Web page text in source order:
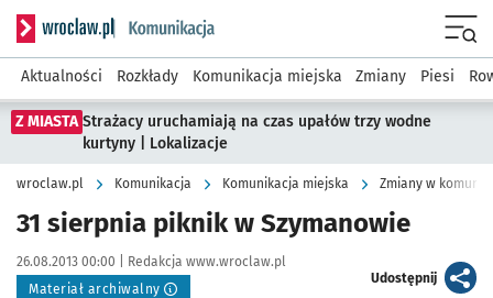
Serwis informacyjny wroclaw.pl podserwis: Komunikacja
Aktualności Rozkłady Komunikacja miejska Zmiany Piesi
Z MIASTA Strażacy uruchamiają na czas upałów trzy wodne
kurtyny | Lokalizacje
wroclaw.pl Komunikacja Komunikacja miejska Zmiany w
31 sierpnia piknik w Szymanowie
Data publikacji:
26.08.2013 00:00 | Autor:
Redakcja www.wroclaw.pl
Materiał archiwalny
Udostępnijartykuł